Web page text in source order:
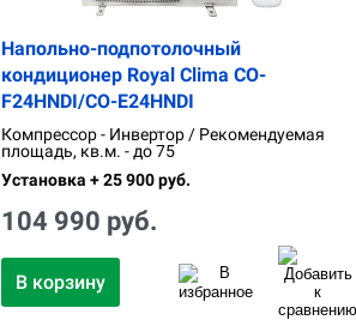
Напольно-подпотолочный
кондиционер Royal Clima CO-
F24HNDI/CO-E24HNDI
Компрессор - Инвертор / Рекомендуемая
площадь, кв.м. - до 75
Установка + 25 900 руб.
104 990 руб.
В корзину